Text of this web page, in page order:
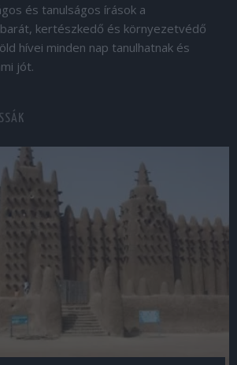
és tanulságos írások a
kertészkedő és környezetvédő
hívei minden nap tanulhatnak és
jót.